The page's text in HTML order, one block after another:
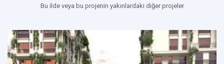
Bu ilde veya bu projenin yakınlardaki diğer projeler